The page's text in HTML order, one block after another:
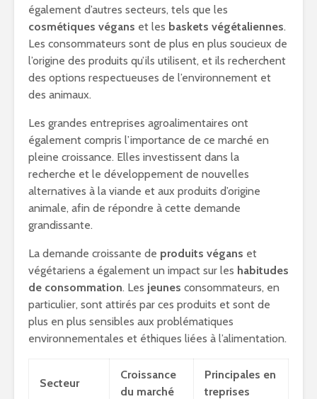
également d’autres secteurs, tels que les
cosmétiques végans et les baskets végétaliennes.
Les consommateurs sont de plus en plus soucieux de
l’origine des produits qu’ils utilisent, et ils recherchent
des options respectueuses de l’environnement et
des animaux.
Les grandes entreprises agroalimentaires ont
également compris l’importance de ce marché en
pleine croissance. Elles investissent dans la
recherche et le développement de nouvelles
alternatives à la viande et aux produits d’origine
animale, afin de répondre à cette demande
grandissante.
La demande croissante de produits végans et
végétariens a également un impact sur les habitudes
de consommation. Les jeunes consommateurs, en
particulier, sont attirés par ces produits et sont de
plus en plus sensibles aux problématiques
environnementales et éthiques liées à l’alimentation.
Secteur
Croissance
du marché
Principales en
treprises